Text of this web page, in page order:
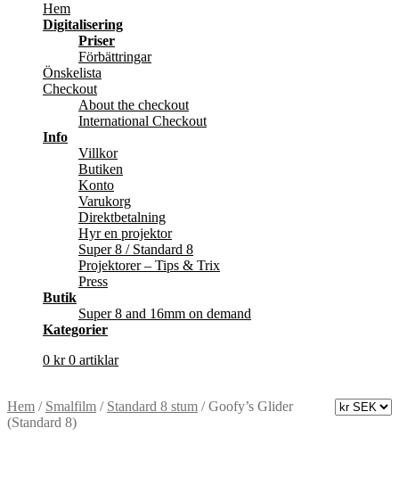
Hem
Digitalisering
Priser
Förbättringar
Önskelista
Checkout
About the checkout
International Checkout
Info
Villkor
Butiken
Konto
Varukorg
Direktbetalning
Hyr en projektor
Super 8 / Standard 8
Projektorer – Tips & Trix
Press
Butik
Super 8 and 16mm on demand
Kategorier
0 kr 0 artiklar
Hem / Smalfilm / Standard 8 stum /Goofy’s Glider
(Standard 8)